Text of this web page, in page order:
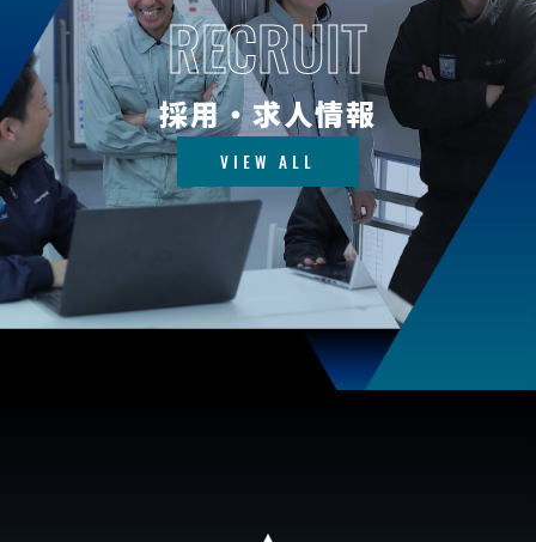
RECRUIT
採用・求人情報
VIEW ALL